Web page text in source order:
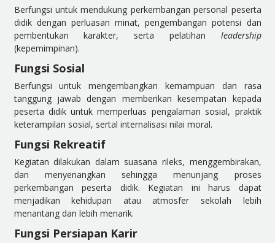
Berfungsi untuk mendukung perkembangan personal peserta
didik dengan perluasan minat, pengembangan potensi dan
pembentukan karakter, serta pelatihan leadership
(kepemimpinan).
Fungsi Sosial
Berfungsi untuk mengembangkan kemampuan dan rasa
tanggung jawab dengan memberikan kesempatan kepada
peserta didik untuk memperluas pengalaman sosial, praktik
keterampilan sosial, sertal internalisasi nilai moral.
Fungsi Rekreatif
Kegiatan dilakukan dalam suasana rileks, menggembirakan,
dan menyenangkan sehingga menunjang proses
perkembangan peserta didik. Kegiatan ini harus dapat
menjadikan kehidupan atau atmosfer sekolah lebih
menantang dan lebih menarik.
Fungsi Persiapan Karir